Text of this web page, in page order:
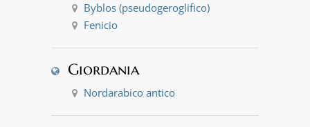
Byblos (pseudogeroglifico)
Fenicio
Giordania
Nordarabico antico